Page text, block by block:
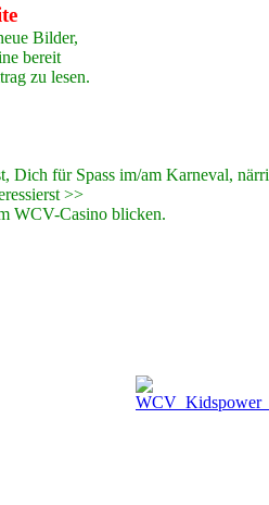
Bilder,
bereit
zu lesen.
Dich für Spass im/am Karneval,
>>
WCV-Casino blicken.